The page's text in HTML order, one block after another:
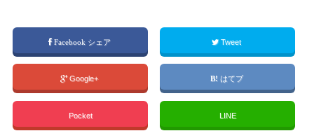
Facebook シェア Tweet
Google+ はてブ
Pocket LINE